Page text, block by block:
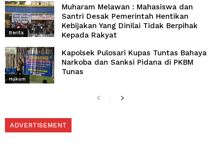
Berita
Muharam Melawan : Mahasiswa dan
Santri Desak Pemerintah Hentikan
Kebijakan Yang Dinilai Tidak Berpihak
Kepada Rakyat
Hukum
Kapolsek Pulosari Kupas Tuntas Bahaya
Narkoba dan Sanksi Pidana di PKBM
Tunas
ADVERTISEMENT